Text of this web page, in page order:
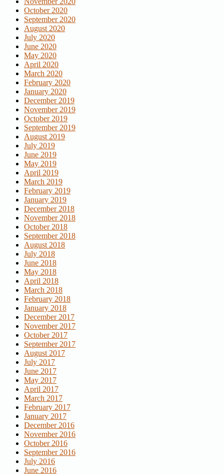
October 2020
September 2020
August 2020
July 2020
June 2020
May 2020
April 2020
March 2020
February 2020
January 2020
December 2019
November 2019
October 2019
September 2019
August 2019
July 2019
June 2019
May 2019
April 2019
March 2019
February 2019
January 2019
December 2018
November 2018
October 2018
September 2018
August 2018
July 2018
June 2018
May 2018
April 2018
March 2018
February 2018
January 2018
December 2017
November 2017
October 2017
September 2017
August 2017
July 2017
June 2017
May 2017
April 2017
March 2017
February 2017
January 2017
December 2016
November 2016
October 2016
September 2016
July 2016
June 2016